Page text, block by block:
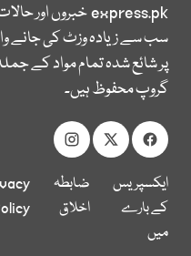
express.pkخبروں اور
سب سے زیادہ وزٹ کی جانے
پر شائع شدہ تمام مواد کے
گروپ محفوظ ہیں۔
ایکسپریس
کے بارے
میں
ضابطہ
اخلاق